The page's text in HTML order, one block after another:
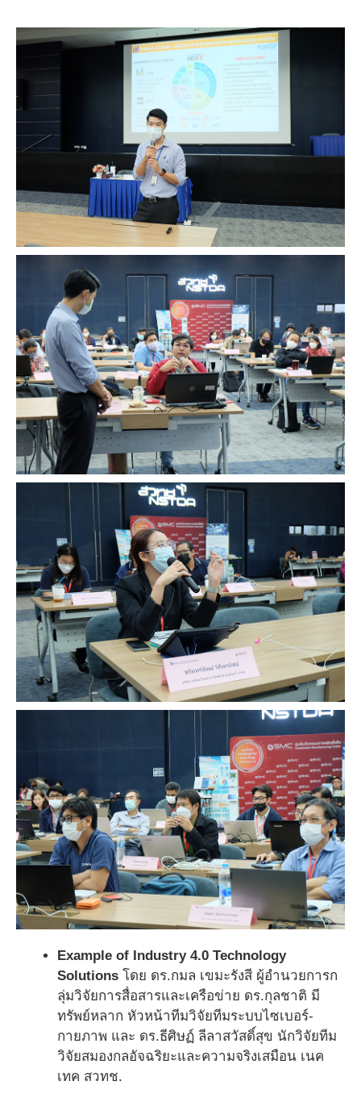
Example of Industry 4.0 Technology
Solutions โดย ดร.กมล เขมะรังสี ผู้อำนวยการก
ลุ่มวิจัยการสื่อสารและเครือข่าย ดร.กุลชาติ มี
ทรัพย์หลาก หัวหน้าทีมวิจัยทีมระบบไซเบอร์-
กายภาพ และ ดร.ธีศิษฏ์ ลีลาสวัสดิ์สุข นักวิจัยทีม
วิจัยสมองกลอัจฉริยะและความจริงเสมือน เนค
เทค สวทช.